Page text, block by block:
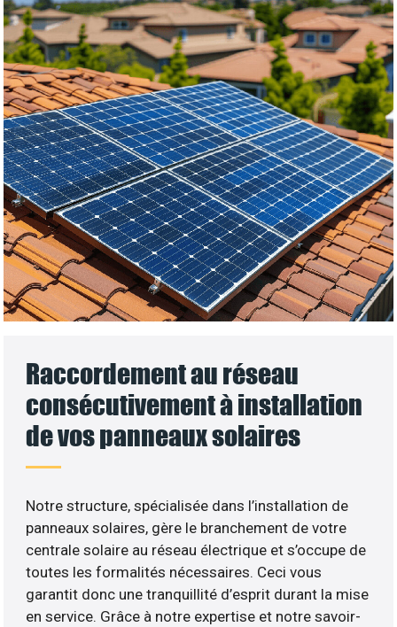
Raccordement au réseau
consécutivement à installation
de vos panneaux solaires
Notre structure, spécialisée dans l’installation de
panneaux solaires, gère le branchement de votre
centrale solaire au réseau électrique et s’occupe de
toutes les formalités nécessaires. Ceci vous
garantit donc une tranquillité d’esprit durant la mise
en service. Grâce à notre expertise et notre savoir-